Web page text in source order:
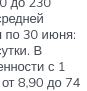
по 30 июня:
В
с 1
8,90 до 74